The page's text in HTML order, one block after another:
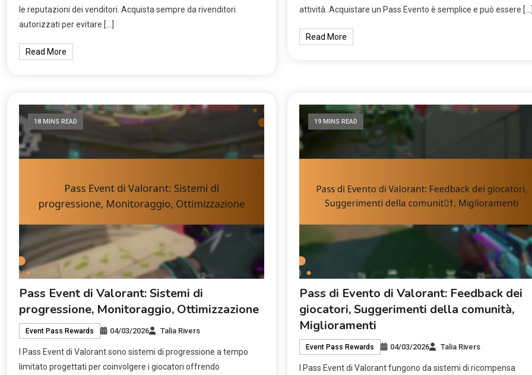
le reputazioni dei venditori. Acquista sempre da rivenditori
autorizzati per evitare […]
Read More
attività. Acquistare un Pass Evento è semplice e può essere
Read More
18 MINS READ
Pass Event di Valorant: Sistemi di
progressione, Monitoraggio, Ottimizzazione
Event Pass Rewards 04/03/2026 Talia Rivers
I Pass Event di Valorant sono sistemi di progressione a tempo
limitato progettati per coinvolgere i giocatori offrendo
19 MINS READ
Pass di Evento di Valorant: Feedback dei
giocatori, Suggerimenti della comunità,
Miglioramenti
Event Pass Rewards 04/03/2026 Talia Rivers
I Pass Event di Valorant fungono da sistemi di ricompensa